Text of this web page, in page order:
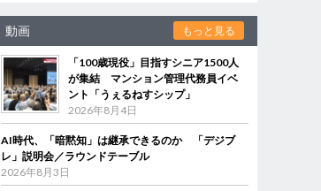
動画 もっと見る
「100歳現役」目指すシニア1500人
が集結 マンション管理代務員イベ
ント「うぇるねすシップ」
2026年8月4日
AI時代、「暗黙知」は継承できるのか 「デジブ
レ」説明会／ラウンドテーブル
2026年8月3日